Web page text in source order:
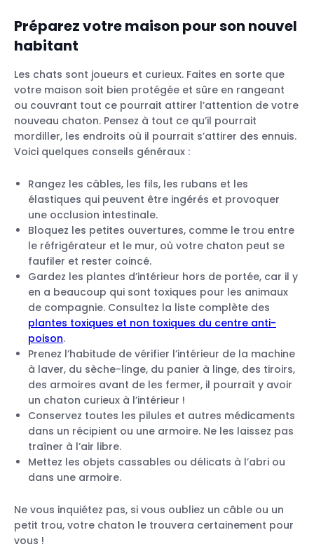
Chats adultes
Préparez votre maison pour son nouvel
habitant
Les chats sont joueurs et curieux. Faites en sorte que
votre maison soit bien protégée et sûre en rangeant
ou couvrant tout ce pourrait attirer l’attention de votre
nouveau chaton. Pensez à tout ce qu’il pourrait
mordiller, les endroits où il pourrait s’attirer des ennuis.
Voici quelques conseils généraux :
Rangez les câbles, les fils, les rubans et les
élastiques qui peuvent être ingérés et provoquer
une occlusion intestinale.
Bloquez les petites ouvertures, comme le trou entre
le réfrigérateur et le mur, où votre chaton peut se
faufiler et rester coincé.
Gardez les plantes d’intérieur hors de portée, car il y
en a beaucoup qui sont toxiques pour les animaux
de compagnie. Consultez la liste complète des
plantes toxiques et non toxiques du centre anti-
poison.
Prenez l’habitude de vérifier l’intérieur de la machine
à laver, du sèche-linge, du panier à linge, des tiroirs,
des armoires avant de les fermer, il pourrait y avoir
un chaton curieux à l’intérieur !
Conservez toutes les pilules et autres médicaments
dans un récipient ou une armoire. Ne les laissez pas
traîner à l’air libre.
Mettez les objets cassables ou délicats à l’abri ou
dans une armoire.
Ne vous inquiétez pas, si vous oubliez un câble ou un
petit trou, votre chaton le trouvera certainement pour
vous !